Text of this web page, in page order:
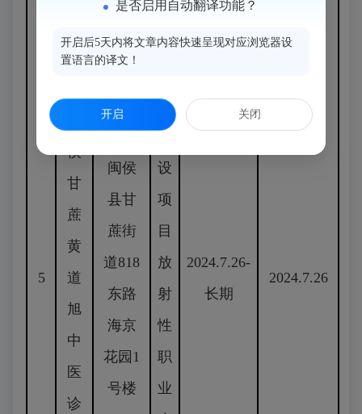
5
侯
甘
蔗
黄
道
旭
中
医
诊
闽侯
县甘
蔗街
道818
东路
海京
花园1
号楼
影
像
断
设
项
目
放
射
性
职
业
2024.7.26-
长期
2024.7.26
是否启用自动翻译功能？
开启后5天内将文章内容快速呈现对应浏览器设
置语言的译文！
开启 关闭